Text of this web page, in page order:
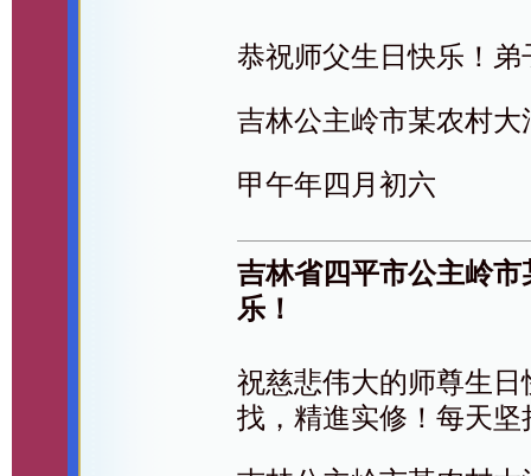
恭祝师父生日快乐！
吉林公主岭市某农村大
甲午年四月初六
吉林省四平市公主岭
乐！
祝慈悲伟大的师尊生
找，精進实修！每天